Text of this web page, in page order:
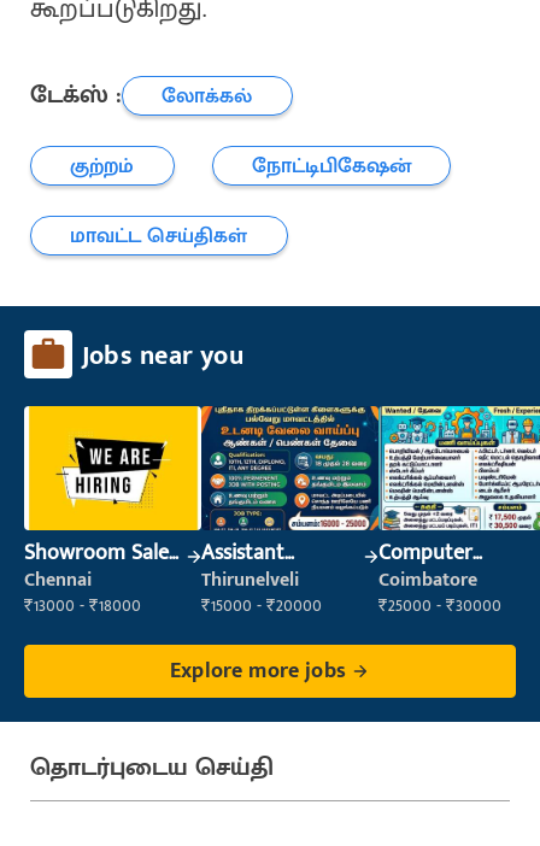
கூறப்படுகிறது.
டேக்ஸ் :
லோக்கல்
குற்றம்
நோட்டிபிகேஷன்
மாவட்ட செய்திகள்
Jobs near you
Showroom Sales
Executive (Retail
Sales)
Chennai
₹13000 - ₹18000
Assistant
Manager
Thirunelveli
₹15000 - ₹20000
Computer
Operator
Coimbatore
₹25000 - ₹30000
Explore more jobs
தொடர்புடைய செய்தி